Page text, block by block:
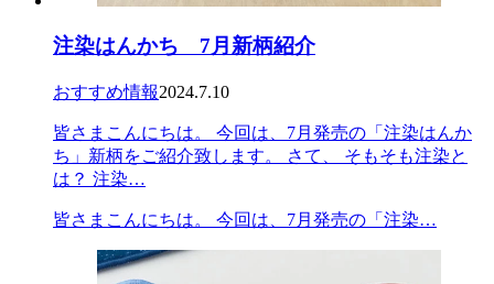
注染はんかち 7月新柄紹介
おすすめ情報2024.7.10
皆さまこんにちは。 今回は、7月発売の「注染はんか
ち」新柄をご紹介致します。 さて、 そもそも注染と
は？ 注染…
皆さまこんにちは。 今回は、7月発売の「注染…